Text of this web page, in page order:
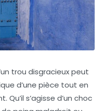
trou disgracieux peut
d’une pièce tout en
s’agisse d’un choc